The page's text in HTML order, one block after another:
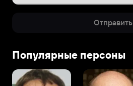
Отправить
Популярные персоны